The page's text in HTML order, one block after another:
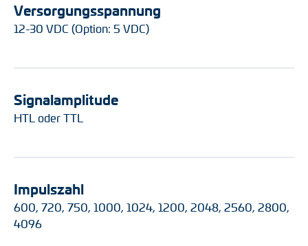
Versorgungsspannung
12-30 VDC (Option: 5 VDC)
Signalamplitude
HTL oder TTL
Impulszahl
600, 720, 750, 1000, 1024, 1200, 2048, 2560, 2800,
4096